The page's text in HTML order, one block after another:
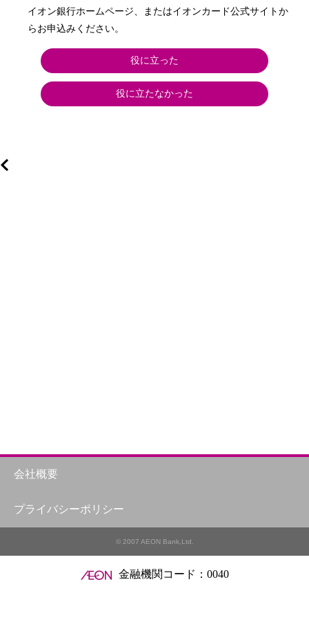
イオン銀行ホームページ、またはイオンカード公式サイトか
らお申込みください。
役に立った
役に立たなかった
会社概要
プライバシーポリシー
© 2007 AEON Bank,Ltd.
金融機関コード：0040